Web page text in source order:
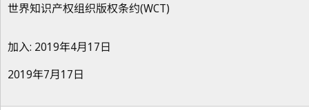
世界知识产权组织版权条约(WCT)
加入: 2019年4月17日
2019年7月17日